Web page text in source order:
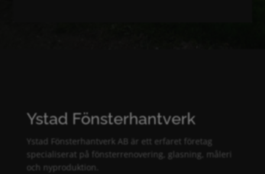
Ystad Fönsterhantverk
Ystad Fönsterhantverk AB är ett erfaret företag
specialiserat på fönsterrenovering, glasning, måleri
och nyproduktion.